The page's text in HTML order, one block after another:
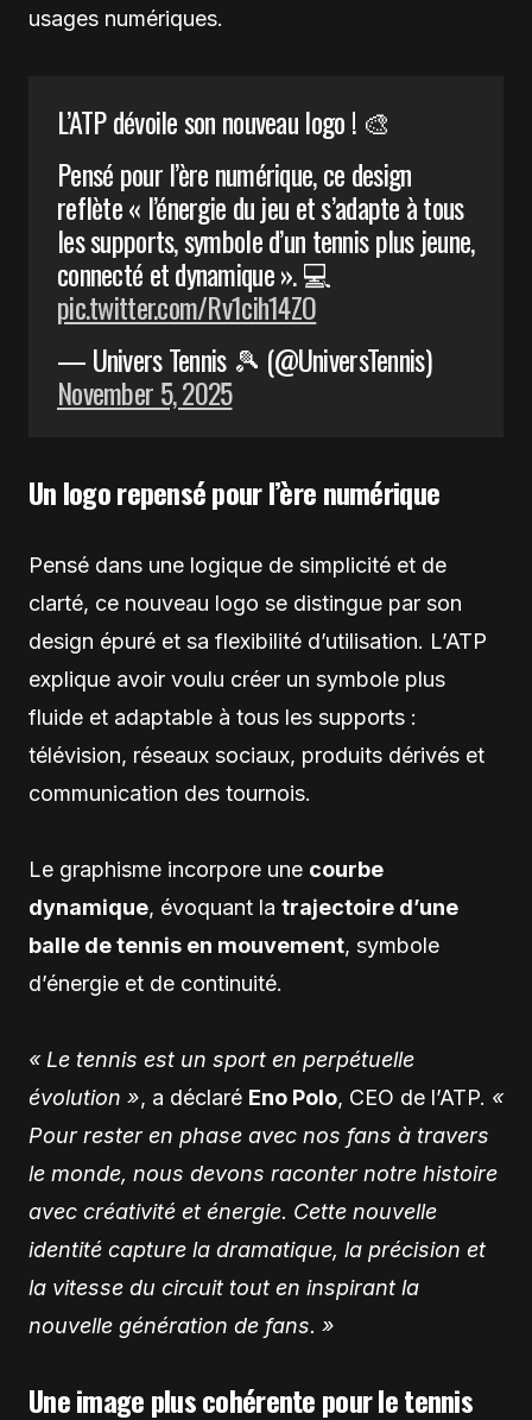
usages numériques.
L’ATP dévoile son nouveau logo ! 🎨
Pensé pour l’ère numérique, ce design
reflète « l’énergie du jeu et s’adapte à tous
les supports, symbole d’un tennis plus jeune,
connecté et dynamique ». 💻
pic.twitter.com/Rv1cih14ZO
— Univers Tennis 🎾 (@UniversTennis)
November 5, 2025
Un logo repensé pour l’ère numérique
Pensé dans une logique de simplicité et de
clarté, ce nouveau logo se distingue par son
design épuré et sa flexibilité d’utilisation. L’ATP
explique avoir voulu créer un symbole plus
fluide et adaptable à tous les supports :
télévision, réseaux sociaux, produits dérivés et
communication des tournois.
Le graphisme incorpore une courbe
dynamique, évoquant la trajectoire d’une
balle de tennis en mouvement, symbole
d’énergie et de continuité.
« Le tennis est un sport en perpétuelle
évolution », a déclaré Eno Polo, CEO de l’ATP. «
Pour rester en phase avec nos fans à travers
le monde, nous devons raconter notre histoire
avec créativité et énergie. Cette nouvelle
identité capture la dramatique, la précision et
la vitesse du circuit tout en inspirant la
nouvelle génération de fans. »
Une image plus cohérente pour le tennis